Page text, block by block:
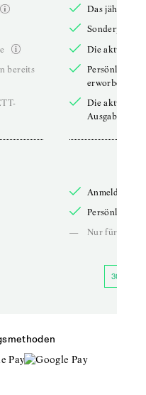
bereits
Das jährliche
Die aktuelle
Persönliches
erworbenen
Die aktuelle
Ausgabe
Anmelden
Persönliche
—
Nur für
30 TAGE